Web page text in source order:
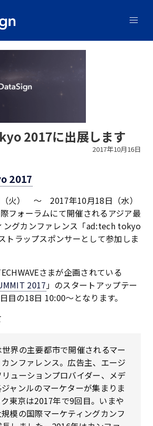
2017に出展します
2017年10月16日
2017
火） 〜 2017年10月18日（水）
フォーラムにて開催されるアジア最
ングカンファレンス「ad:tech tokyo
トラップスポンサーとして参加しま
さまが企画されている
2017」のスタートアップテー
目の18日 10:00〜となります。
界の主要都市で開催されるマー
ンファレンス。広告主、エージ
ューションプロバイダー、メデ
ャンルのマーケターが集まりま
東京は2017年で9回目。いまや
模の国際マーケティングカンフ